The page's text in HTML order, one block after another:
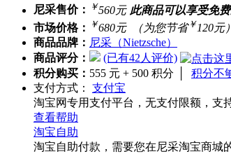
尼采售价： ￥560元 此商品可以享受免
市场价格：
￥680元 （为您节省￥120元）
商品品牌： 尼采（Nietzsche）
商品评分：
(已有42人评价)
积分购买： 555 元 + 500 积分
积分不
支付方式：
支付宝
淘宝网专用支付平台，无支付限额，支
查看帮助
淘宝自助
淘宝自助付款，需要您在尼采淘宝商城